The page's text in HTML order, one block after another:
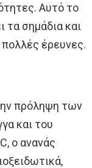
Αυτό το
τα σημάδια και
έρευνες.
πρόληψη των
και του
ο ανανάς